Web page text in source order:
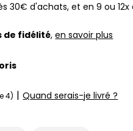
30€ d'achats, et en 9 ou
de fidélité,en savoir plus
4) | Quand serais-je livré ?